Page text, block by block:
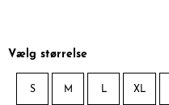
Vælg størrelse
S M L XL